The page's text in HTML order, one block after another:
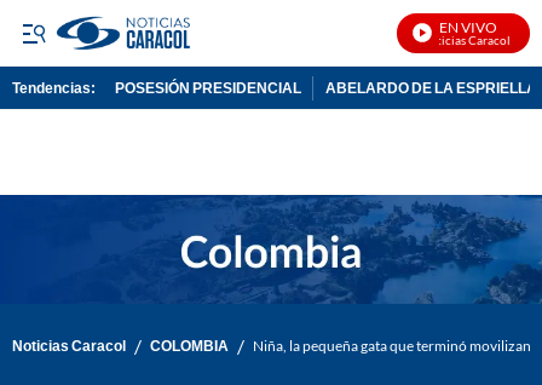
EN VIVO
Noticias Caracol En
Tendencias: POSESIÓN PRESIDENCIAL ABELARDO DE LA ESPRIELLA
Noticias Caracol / COLOMBIA / Niña, la pequeña gata que terminó